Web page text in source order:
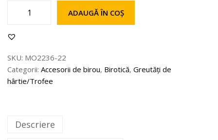
ADAUGĂ ÎN COȘ
SKU: MO2236-22
Categorii: Accesorii de birou, Birotică, Greutăți de
hârtie/Trofee
Descriere